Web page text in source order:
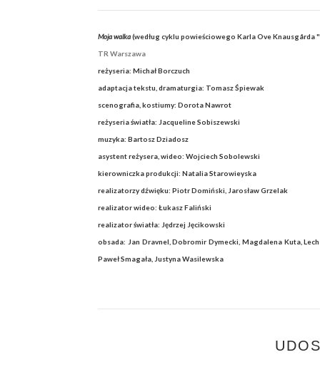
Moja walka(według cyklu powieściowego Karla Ove
TR Warszawa
reżyseria: Michał Borczuch
adaptacja tekstu, dramaturgia: Tomasz Śpiewak
scenografia, kostiumy: Dorota Nawrot
reżyseria światła: Jacqueline Sobiszewski
muzyka: Bartosz Dziadosz
asystent reżysera, wideo: Wojciech Sobolewski
kierowniczka produkcji: Natalia Starowieyska
realizatorzy dźwięku: Piotr Domiński, Jarosław Grzelak
realizator wideo: Łukasz Faliński
realizator światła: Jędrzej Jęcikowski
obsada: Jan Dravnel, Dobromir Dymecki, Magdalena Kuta,
Paweł Smagała, Justyna Wasilewska